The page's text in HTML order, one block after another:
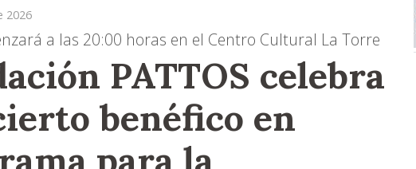
2026
a las 20:00 horas en el Centro Cultural La Torre
PATTOS celebra
benéfico en